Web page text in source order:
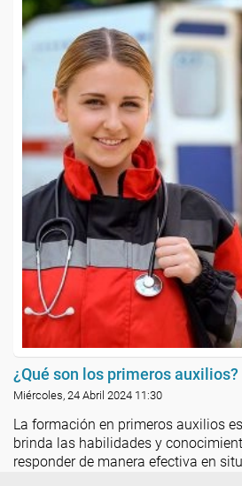
¿Qué son los primeros auxilios?
Miércoles, 24 Abril 2024 11:30
La formación en primeros auxilios
brinda las habilidades y
responder de manera efectiva en